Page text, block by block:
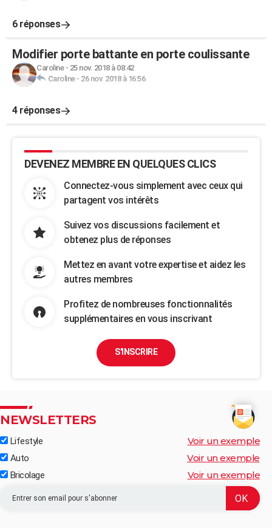
6 réponses
Modifier porte battante en porte coulissante
Caroline- 25 nov. 2018 à 08:42
Caroline- 26 nov. 2018 à 16:56
4 réponses
DEVENEZ MEMBRE EN QUELQUES CLICS
Connectez-vous simplement avec ceux qui
partagent vos intérêts
Suivez vos discussions facilement et
obtenez plus de réponses
Mettez en avant votre expertise et aidez les
autres membres
Profitez de nombreuses fonctionnalités
supplémentaires en vous inscrivant
S'INSCRIRE
NEWSLETTERS
Lifestyle Voir un exemple
Auto Voir un exemple
Bricolage Voir un exemple